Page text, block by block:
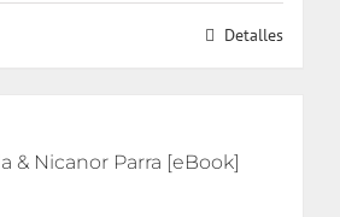
Detalles
& Nicanor Parra [eBook]